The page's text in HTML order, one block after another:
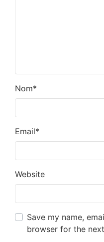
Nom*
Email*
Website
Save my name,
browser for the